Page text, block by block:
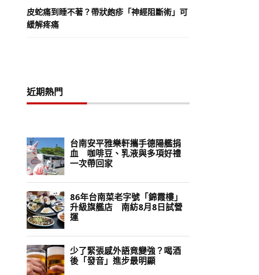
皮蛇痛到睡不著？帶狀皰疹「神經阻斷術」可
緩解疼痛
近期熱門